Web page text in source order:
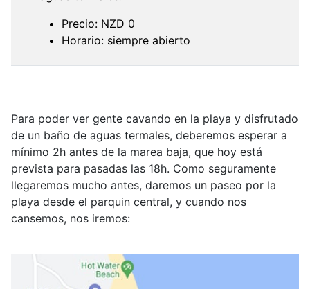
Precio: NZD 0
Horario: siempre abierto
Para poder ver gente cavando en la playa y disfrutado
de un baño de aguas termales, deberemos esperar a
mínimo 2h antes de la marea baja, que hoy está
prevista para pasadas las 18h. Como seguramente
llegaremos mucho antes, daremos un paseo por la
playa desde el parquin central, y cuando nos
cansemos, nos iremos: